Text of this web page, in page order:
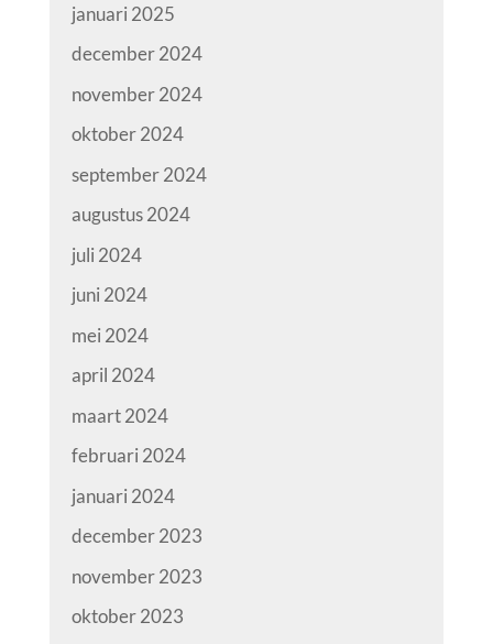
januari 2025
december 2024
november 2024
oktober 2024
september 2024
augustus 2024
juli 2024
juni 2024
mei 2024
april 2024
maart 2024
februari 2024
januari 2024
december 2023
november 2023
oktober 2023